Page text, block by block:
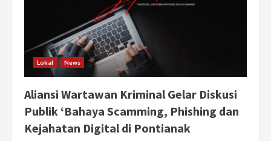
Lokal News
Aliansi Wartawan Kriminal Gelar Diskusi
Publik ‘Bahaya Scamming, Phishing dan
Kejahatan Digital di Pontianak